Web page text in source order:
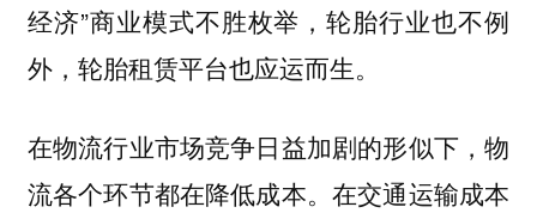
经济”商业模式不胜枚举，轮胎行业也不例
外，轮胎租赁平台也应运而生。
在物流行业市场竞争日益加剧的形似下，物
流各个环节都在降低成本。在交通运输成本